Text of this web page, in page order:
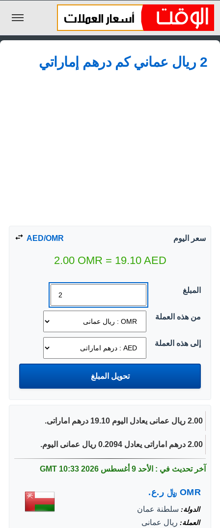
الليرة السورية
الجنيه المصري2 ريال عماني كم درهم إماراتي
سعر اليوم AED/OMR
2.00 OMR = 19.10 AED
المبلغ
من هذه العملة
إلى هذه العملة
2.00 ريال عمانى يعادل اليوم 19.10 درهم اماراتى.
2.00 درهم اماراتى يعادل 0.2094 ريال عمانى اليوم.
آخر تحديث في : الأحد 9 أغسطس 2026 10:33 GMT
OMR ﷼ ر.ع.
الدولة سلطنة عمان
العملة ريال عمانى